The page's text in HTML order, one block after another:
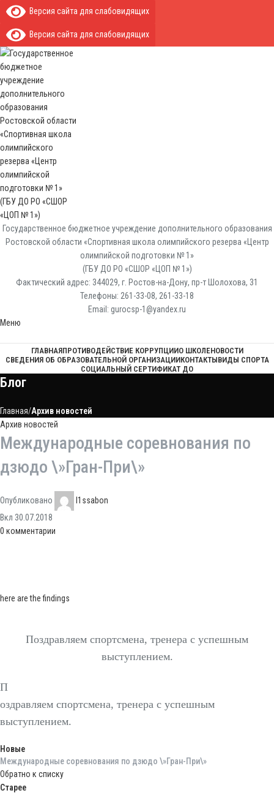
Версия сайта для слабовидящих
Версия сайта для слабовидящих
Государственное бюджетное учреждение дополнительного образования
Ростовской области «Спортивная школа олимпийского резерва «Центр
олимпийской подготовки № 1»
(ГБУ ДО РО «СШОР «ЦОП № 1»)
Фактический адрес: 344029, г. Ростов-на-Дону, пр-т Шолохова, 31
Телефоны: 261-33-08, 261-33-18
Email: gurocsp-1@yandex.ru
Меню
ГЛАВНАЯПРОТИВОДЕЙСТВИЕ КОРРУПЦИИО ШКОЛЕНОВОСТИ
СВЕДЕНИЯ ОБ ОБРАЗОВАТЕЛЬНОЙ ОРГАНИЗАЦИИКОНТАКТЫВИДЫ СПОРТА
СОЦИАЛЬНЫЙ СЕРТИФИКАТ ДО
Блог
Главная Архив новостей
Архив новостей
Международные соревнования по
дзюдо \»Гран-При\»
Опубликовано
l1ssabon
Вкл 30.07.2018
0 комментарии
here are the findings
Поздравляем спортсмена, тренера с успешным
выступлением.
П
оздравляем спортсмена, тренера с успешным
выступлением.
Новые
Международные соревнования по дзюдо \»Гран-При\»
Обратно к списку
Старее